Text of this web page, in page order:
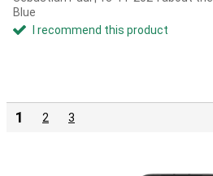
Blue
I recommend this product
1 2 3